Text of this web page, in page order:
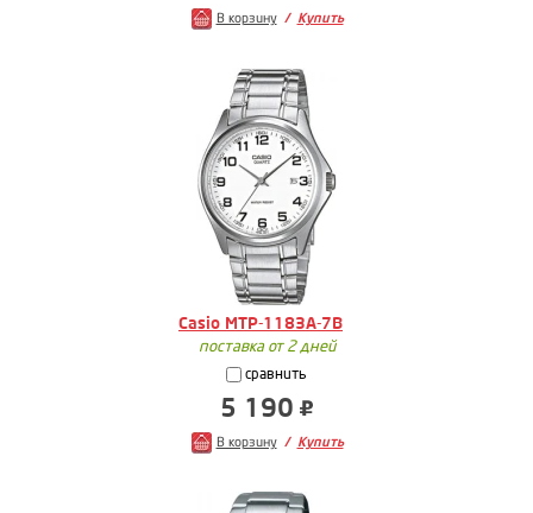
В корзину Купить
Casio MTP-1183A-7B
поставка от 2 дней
сравнить
5 190
В корзину Купить